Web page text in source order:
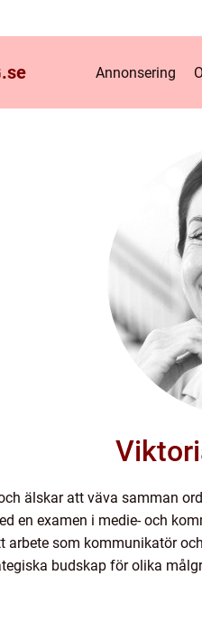
se Annonsering
älskar att väva samman
en examen i medie- och
arbete som kommunikatör
budskap för olika